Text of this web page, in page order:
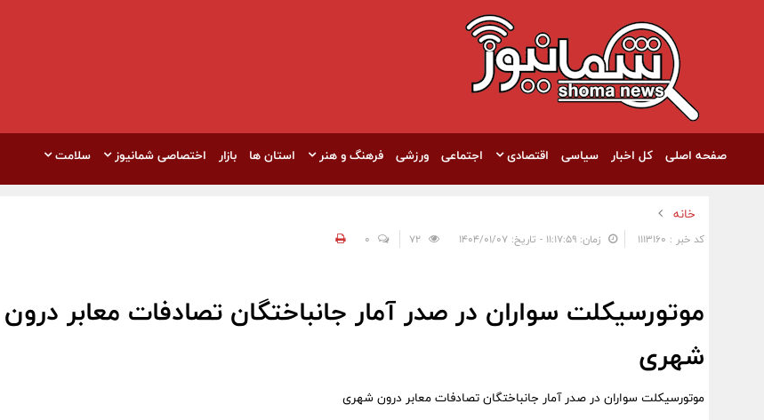
صفحه اصلی کل اخبار سیاسی اقتصادی اجتماعی ورزشی فرهنگ و هنر استان ها بازار اختصاصی شمانیوز سلامت
خانه
کد خبر : 1113160 زمان: ۱۱:۱۷:۵۹ - تاریخ: ۱۴۰۴/۰۱/۰۷ 0
موتورسیکلت سواران در صدر آمار جانباختگان تصادفات معابر درون
شهری
موتورسیکلت سواران در صدر آمار جانباختگان تصادفات معابر درون شهری